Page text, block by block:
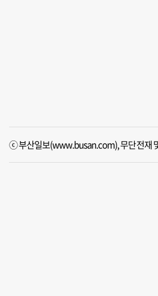
ⓒ 부산일보(www.busan.com), 무단전재